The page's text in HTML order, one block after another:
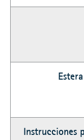
Instrucciones